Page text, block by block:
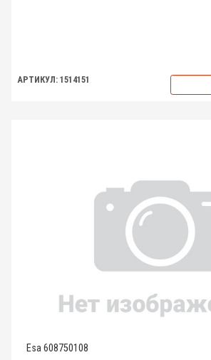
АРТИКУЛ: 1514151
Esa 608750108